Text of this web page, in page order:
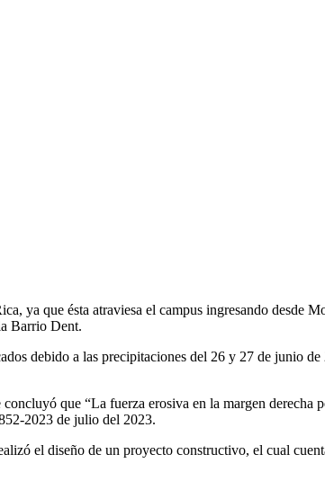
ya que ésta atraviesa el campus ingresando desde
Barrio Dent.
debido a las precipitaciones del 26 y 27 de junio
que “La fuerza erosiva en la margen
2023 de julio del 2023.
el diseño de un proyecto constructivo, el cual